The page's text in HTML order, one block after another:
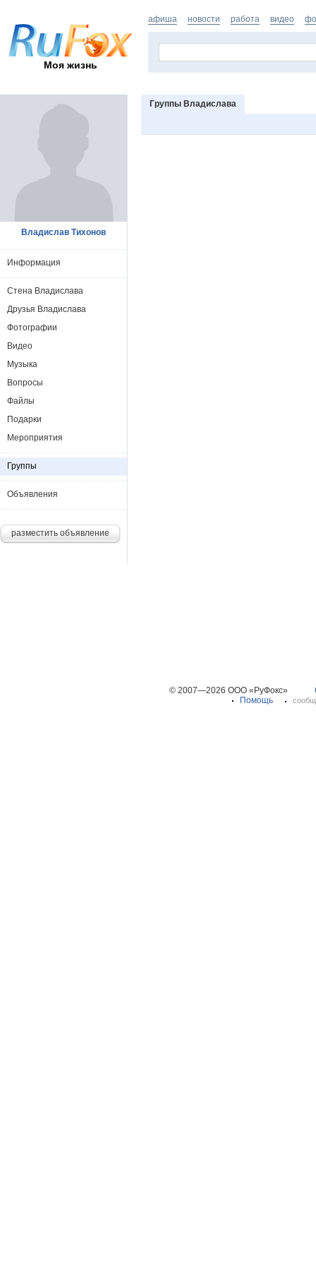
Моя жизнь
афиша новости работа видео
Группы Владислава
Владислав Тихонов
Информация
Стена Владислава
Друзья Владислава
Фотографии
Видео
Музыка
Вопросы
Файлы
Подарки
Мероприятия
Группы
Объявления
разместить объявление
© 2007—2026 ООО «РуФокс»
Помощь